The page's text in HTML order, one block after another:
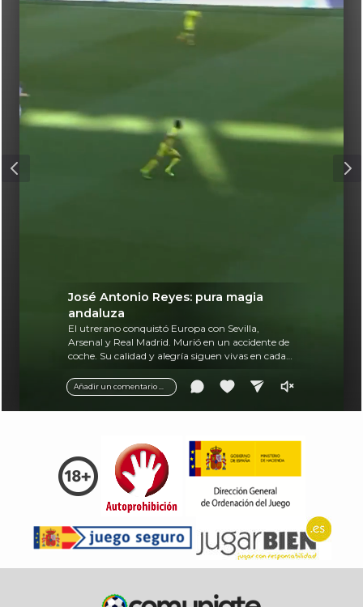
Añadir un comentario ...
José Antonio Reyes: pura magia
andaluza
El utrerano conquistó Europa con Sevilla,
Arsenal y Real Madrid. Murió en un accidente de
coche. Su calidad y alegría siguen vivas en cada